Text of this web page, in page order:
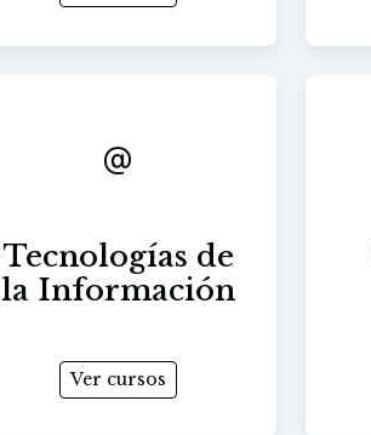
Tecnologías de
la Información
Ver cursos